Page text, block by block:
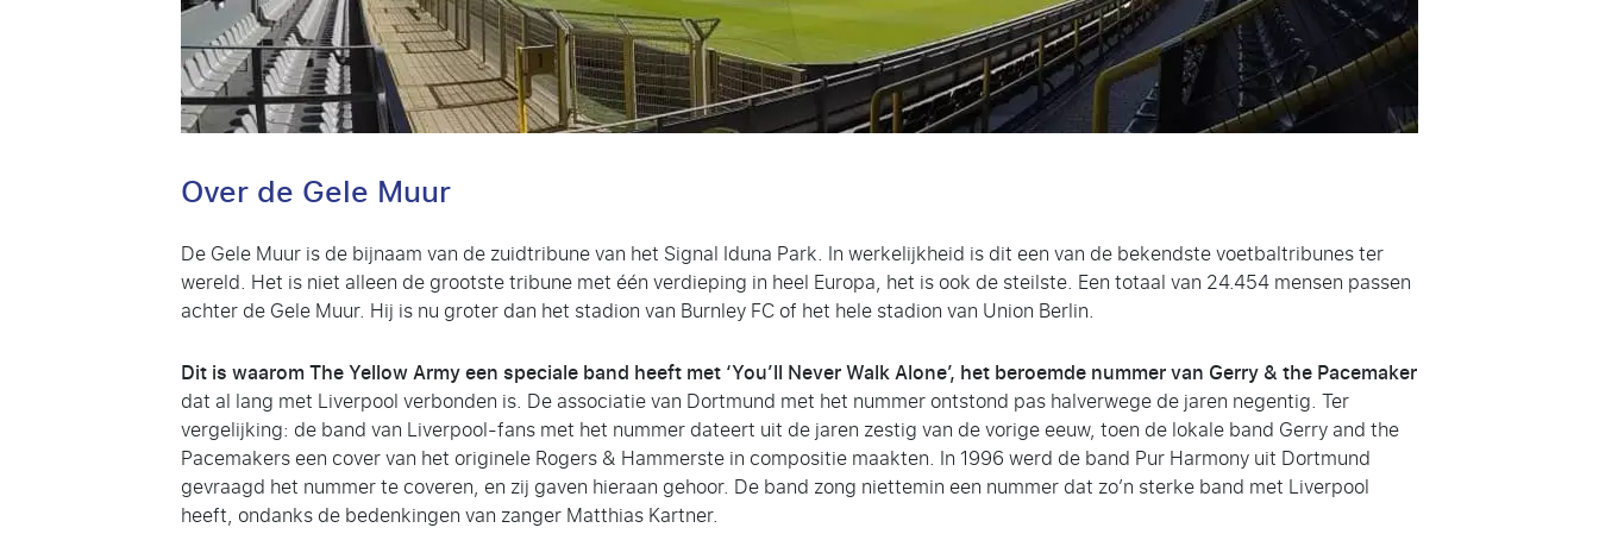
Over de Gele Muur
De Gele Muur is de bijnaam van de zuidtribune van het Signal Iduna Park. In werkelijkheid is dit een van de bekendste voetbaltribunes ter
wereld. Het is niet alleen de grootste tribune met één verdieping in heel Europa, het is ook de steilste. Een totaal van 24.454 mensen passen
achter de Gele Muur. Hij is nu groter dan het stadion van Burnley FC of het hele stadion van Union Berlin.
Dit is waarom The Yellow Army een speciale band heeft met ‘You’ll Never Walk Alone’, het beroemde nummer van Gerry & the Pacemaker
dat al lang met Liverpool verbonden is. De associatie van Dortmund met het nummer ontstond pas halverwege de jaren negentig. Ter
vergelijking: de band van Liverpool-fans met het nummer dateert uit de jaren zestig van de vorige eeuw, toen de lokale band Gerry and the
Pacemakers een cover van het originele Rogers & Hammerste in compositie maakten. In 1996 werd de band Pur Harmony uit Dortmund
gevraagd het nummer te coveren, en zij gaven hieraan gehoor. De band zong niettemin een nummer dat zo’n sterke band met Liverpool
heeft, ondanks de bedenkingen van zanger Matthias Kartner.